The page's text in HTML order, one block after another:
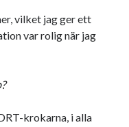
bil corona
vilket jag ger ett
var rolig när jag
krokarna, i alla